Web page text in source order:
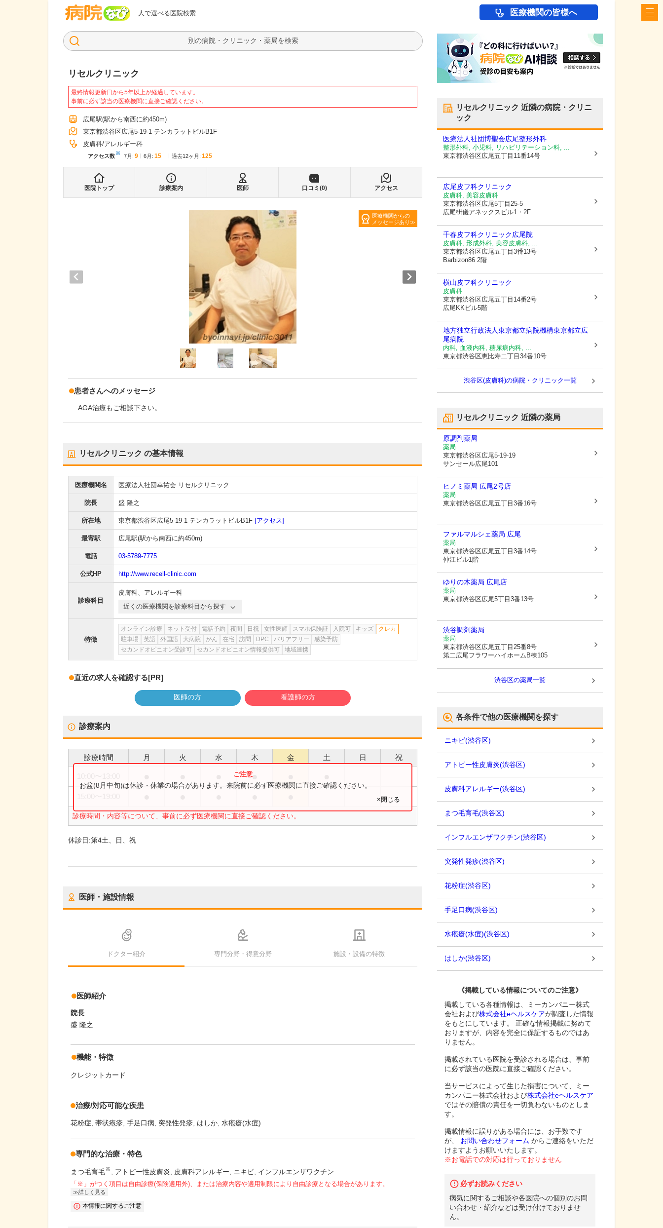
人で選べる医院検索
病院なび 医療機関の皆様へ
検索
リセルクリニック
最終情報更新日から5年以上が経過しています。
事前に必ず該当の医療機関に直接ご確認ください。
広尾駅(駅から南西に約450m)
東京都渋谷区広尾5-19-1 テンカラットビルB1F
皮膚科 アレルギー科
アクセス数※ 7月 : 9 6月 : 15 過去12ヶ月: 125
医院トップ 診療案内 医師 口コミ(0) アクセス
医療機関からの
メッセージあり
患者さんへのメッセージ
AGA治療もご相談下さい。
リセルクリニック の基本情報
医療機関名 医療法人社団幸祐会 リセルクリニック
院長 盛 隆之
所在地 東京都渋谷区広尾5-19-1 テンカラットビルB1F [アクセス]
最寄駅 広尾駅(駅から南西に約450m)
電話 03-5789-7775
公式HP http://www.recell-clinic.com
診療科目
皮膚科、 アレルギー科
近くの医療機関を診療科目から探す
特徴
オンライン診療 ネット受付 電話予約 夜間 日祝 女性医師 スマホ保険証 入院可 キッズ
クレカ
駐車場
英語 外国語 大病院 がん 在宅 訪問 DPC バリアフリー
感染予防
セカンドオピニオン受診可
セカンドオピニオン情報提供可 地域連携
直近の求人を確認する[PR]
医師の方 看護師の方
診療案内
診療時間 月 火 水 木 金 土 日 祝
●
診療時間・内容等について、事前に必ず医療機関に直接ご確認ください。
お盆(8月中旬)は休診・休業の場合があります。来院前に必ず医療機関に直接ご確認ください。
×閉じる
休診日:第4土、日、祝
医師・施設情報
ドクター紹介 専門分野・得意分野 施設・設備の特徴
医師紹介
院長
盛 隆之
機能・特徴
クレジットカード
治療/対応可能な疾患
花粉症 帯状疱疹 手足口病 突発性発疹 はしか 水疱瘡(水痘)
専門的な治療・特色
まつ毛育毛※ アトピー性皮膚炎 皮膚科アレルギー ニキビ インフルエンザワクチン
「※」がつく項目は自由診療(保険適用外)、または治療内容や適用制限により自由診療となる場合があります。
詳しく見る
本情報に関するご注意
リセルクリニック 近隣の病院・クリニ
ック
医療法人社団博聖会広尾整形外科
整形外科, 小児科, リハビリテーション科, ...
東京都渋谷区広尾五丁目11番14号
広尾皮フ科クリニック
皮膚科, 美容皮膚科
東京都渋谷区広尾5丁目25-5
広尾枡儀アネックスビル1・2F
千春皮フ科クリニック広尾院
皮膚科, 形成外科, 美容皮膚科, ...
東京都渋谷区広尾五丁目3番13号
Barbizon86 2階
横山皮フ科クリニック
皮膚科
東京都渋谷区広尾五丁目14番2号
広尾KKビル5階
地方独立行政法人東京都立病院機構東京都立広
尾病院
内科, 血液内科, 糖尿病内科, ...
東京都渋谷区恵比寿二丁目34番10号
渋谷区(皮膚科)の病院・クリニック一覧
リセルクリニック 近隣の薬局
原調剤薬局
薬局
東京都渋谷区広尾5-19-19
サンセール広尾101
ヒノミ薬局 広尾2号店
薬局
東京都渋谷区広尾五丁目3番16号
ファルマルシェ薬局 広尾
薬局
東京都渋谷区広尾五丁目3番14号
仲江ビル1階
ゆりの木薬局 広尾店
薬局
東京都渋谷区広尾5丁目3番13号
渋谷調剤薬局
薬局
東京都渋谷区広尾五丁目25番8号
第二広尾フラワーハイホームB棟105
渋谷区の薬局一覧
各条件で他の医療機関を探す
ニキビ(渋谷区)
アトピー性皮膚炎(渋谷区)
皮膚科アレルギー(渋谷区)
まつ毛育毛(渋谷区)
インフルエンザワクチン(渋谷区)
突発性発疹(渋谷区)
花粉症(渋谷区)
手足口病(渋谷区)
水疱瘡(水痘)(渋谷区)
はしか(渋谷区)
《掲載している情報についてのご注意》
掲載している各種情報は、ミーカンパニー株式
会社および株式会社eヘルスケアが調査した情報
をもとにしています。 正確な情報掲載に努めて
おりますが、内容を完全に保証するものではあ
りません。
掲載されている医院を受診される場合は、事前
に必ず該当の医院に直接ご確認ください。
当サービスによって生じた損害について、ミー
カンパニー株式会社および株式会社eヘルスケア
ではその賠償の責任を一切負わないものとしま
す。
掲載情報に誤りがある場合には、お手数です
が、
お問い合わせフォーム からご連絡をいただ
けますようお願いいたします。
※お電話での対応は行っておりません
必ずお読みください
病気に関するご相談や各医院への個別のお問
い合わせ・紹介などは受け付けておりませ
ん。